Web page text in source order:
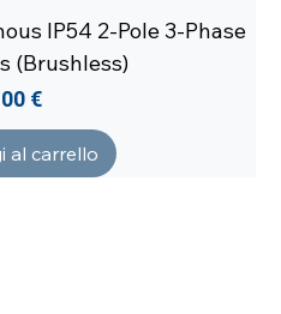
IP54 2-Pole 3-Phase
(Brushless)
€
al carrello